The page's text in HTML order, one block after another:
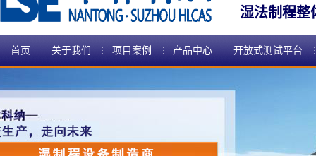
湿法制程整
首页 关于我们 项目案例 产品中心 开放式测试平台